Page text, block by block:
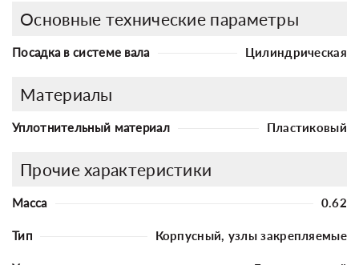
Основные технические параметры
Посадка в системе вала Цилиндрическая
Материалы
Уплотнительный материал Пластиковый
Прочие характеристики
Масса 0.62
Тип Корпусный, узлы закрепляемые